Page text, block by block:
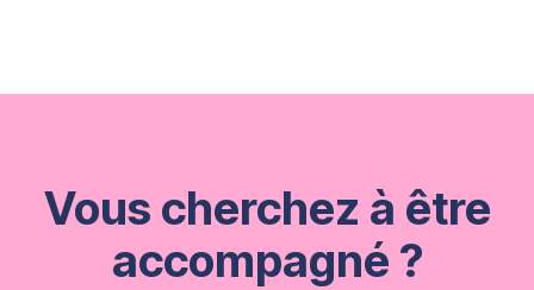
Vous cherchez à être
accompagné ?